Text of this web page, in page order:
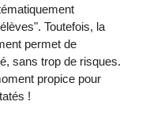
Toutefois, la
permet de
sans trop de risques.
propice pour
!